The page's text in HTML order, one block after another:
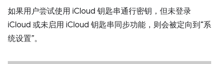
如果用户尝试使用 iCloud 钥匙串通行密钥，但未登录
iCloud 或未启用 iCloud 钥匙串同步功能，则会被定向到“系
统设置”。